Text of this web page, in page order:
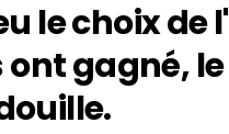
le choix de
ont gagné, le